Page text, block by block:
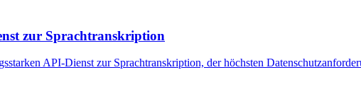
zur Sprachtranskription
API-Dienst zur Sprachtranskription, der höchsten